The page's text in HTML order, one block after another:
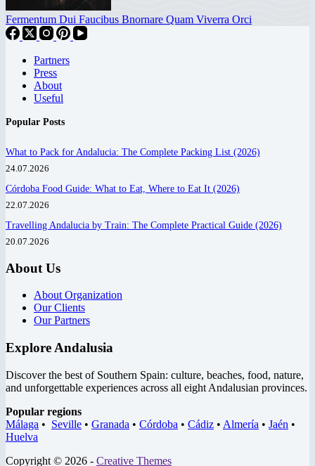
Fermentum Dui Faucibus Bnornare Quam Viverra Orci
Partners
Press
About
Useful
Popular Posts
What to Pack for Andalucia: The Complete Packing List (2026)
24.07.2026
Córdoba Food Guide: What to Eat, Where to Eat It (2026)
22.07.2026
Travelling Andalucia by Train: The Complete Practical Guide (2026)
20.07.2026
About Us
About Organization
Our Clients
Our Partners
Explore Andalusia
Discover the best of Southern Spain: culture, beaches, food, nature,
and unforgettable experiences across all eight Andalusian provinces.
Popular regions
Málaga • Seville • Granada • Córdoba • Cádiz • Almería • Jaén •
Huelva
Copyright © 2026 - Creative Themes